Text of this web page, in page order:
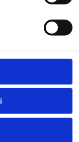
di